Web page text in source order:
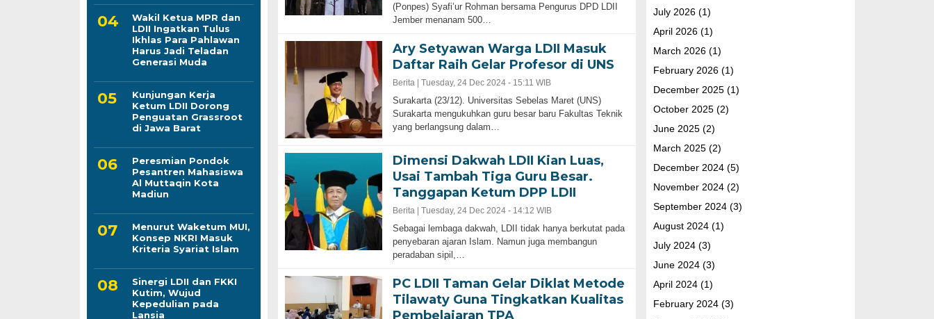
Wakil Ketua MPR dan
LDII Ingatkan Tulus
Ikhlas Para Pahlawan
Harus Jadi Teladan
Generasi Muda
Kunjungan Kerja
Ketum LDII Dorong
Penguatan Grassroot
di Jawa Barat
Peresmian Pondok
Pesantren Mahasiswa
Al Muttaqin Kota
Madiun
Menurut Waketum MUI,
Konsep NKRI Masuk
Kriteria Syariat Islam
Sinergi LDII dan FKKI
Kutim, Wujud
Kepedulian pada
Lansia
(Ponpes) Syafi’ur Rohman bersama Pengurus DPD LDII
Jember menanam 500…
Ary Setyawan Warga LDII Masuk
Daftar Raih Gelar Profesor di UNS
Berita | Tuesday, 24 Dec 2024 - 15:11 WIB
Surakarta (23/12). Universitas Sebelas Maret (UNS)
Surakarta mengukuhkan guru besar baru Fakultas Teknik
yang berlangsung dalam…
Dimensi Dakwah LDII Kian Luas,
Usai Tambah Tiga Guru Besar.
Tanggapan Ketum DPP LDII
Berita | Tuesday, 24 Dec 2024 - 14:12 WIB
Sebagai lembaga dakwah, LDII tidak hanya berkutat pada
penyebaran ajaran Islam. Namun juga membangun
peradaban sipil,…
PC LDII Taman Gelar Diklat Metode
Tilawaty Guna Tingkatkan Kualitas
Pembelajaran TPA
July 2026(1)
April 2026(1)
March 2026(1)
February 2026(1)
December 2025(1)
October 2025(2)
June 2025(2)
March 2025(2)
December 2024(5)
November 2024(2)
September 2024(3)
August 2024(1)
July 2024(3)
June 2024(3)
April 2024(1)
February 2024(3)